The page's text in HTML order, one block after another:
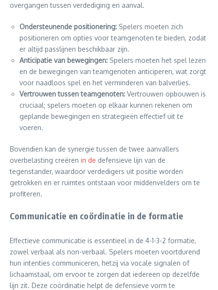
overgangen tussen verdediging en aanval.
Ondersteunende positionering: Spelers moeten zich
positioneren om opties voor teamgenoten te bieden, zodat
er altijd passlijnen beschikbaar zijn.
Anticipatie van bewegingen: Spelers moeten het spel lezen
en de bewegingen van teamgenoten anticiperen, wat zorgt
voor naadloos spel en het verminderen van balverlies.
Vertrouwen tussen teamgenoten: Vertrouwen opbouwen is
cruciaal; spelers moeten op elkaar kunnen rekenen om
geplande bewegingen en strategieën effectief uit te
voeren.
Bovendien kan de synergie tussen de twee aanvallers
overbelasting creëren in de defensieve lijn van de
tegenstander, waardoor verdedigers uit positie worden
getrokken en er ruimtes ontstaan voor middenvelders om te
profiteren.
Communicatie en coördinatie in de formatie
Effectieve communicatie is essentieel in de 4-1-3-2 formatie,
zowel verbaal als non-verbaal. Spelers moeten voortdurend
hun intenties communiceren, hetzij via vocale signalen of
lichaamstaal, om ervoor te zorgen dat iedereen op dezelfde
lijn zit. Deze coördinatie helpt de defensieve vorm te